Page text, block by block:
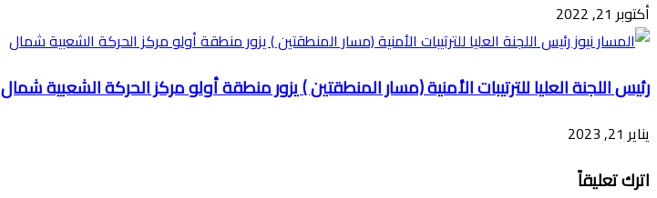
أكتوبر 21, 2022
رئيس اللجنة العليا للترتيبات الأمنية (مسار المنطقتين ) يزور منطقة أولو مركز الحركة الشعبية شمال
يناير 21, 2023
اترك تعليقاً